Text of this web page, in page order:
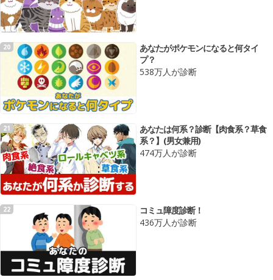
20
あなたがポケモンになると何タイ
プ？
538万人が診断
21
あなたは何系？診断【肉食系？草食
系？】(男女兼用)
474万人が診断
22
コミュ障度診断！
436万人が診断